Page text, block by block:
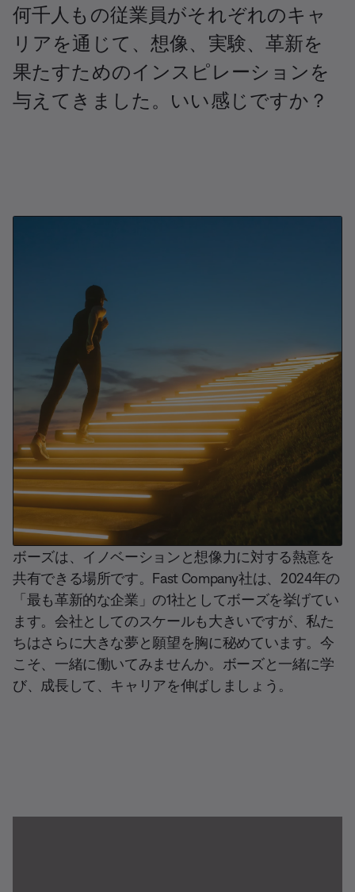
何千人もの従業員がそれぞれのキャ
リアを通じて、想像、実験、革新を
果たすためのインスピレーションを
与えてきました。いい感じですか？
ボーズは、イノベーションと想像力に対する熱意を
共有できる場所です。Fast Company社は、2024年の
「最も革新的な企業」の1社としてボーズを挙げてい
ます。会社としてのスケールも大きいですが、私た
ちはさらに大きな夢と願望を胸に秘めています。今
こそ、一緒に働いてみませんか。ボーズと一緒に学
び、成長して、キャリアを伸ばしましょう。